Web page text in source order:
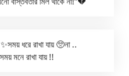
ধরে রাখা যায় 🥺না ..
মনে রাখা যায় !!